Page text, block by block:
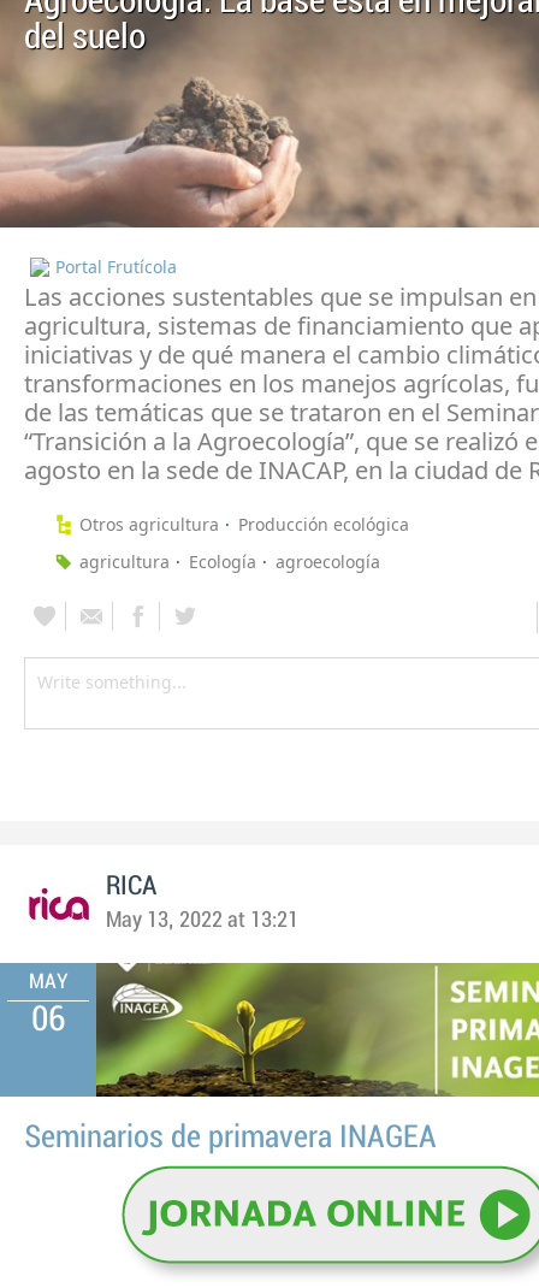
del suelo
Portal Frutícola
Las acciones sustentables que se impulsan
agricultura, sistemas de financiamiento que
iniciativas y de qué manera el cambio
transformaciones en los manejos agrícolas,
de las temáticas que se trataron en el
“Transición a la Agroecología”, que se realizó
agosto en la sede de INACAP, en la ciudad de
Otros agricultura
Producción ecológica
agricultura
Ecología agroecología
RICA
May 13, 2022 at 13:21
MAY
06
Seminarios de primavera INAGEA